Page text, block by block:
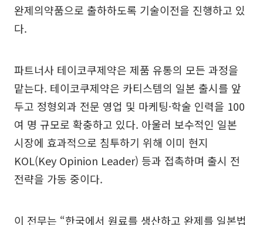
완제의약품으로 출하하도록 기술이전을 진행하고 있
다.
파트너사 테이코쿠제약은 제품 유통의 모든 과정을
맡는다. 테이코쿠제약은 카티스템의 일본 출시를 앞
두고 정형외과 전문 영업 및 마케팅·학술 인력을 100
여 명 규모로 확충하고 있다. 아울러 보수적인 일본
시장에 효과적으로 침투하기 위해 이미 현지
KOL(Key Opinion Leader) 등과 접촉하며 출시 전
전략을 가동 중이다.
이 전무는 “한국에서 원료를 생산하고 완제를 일본법